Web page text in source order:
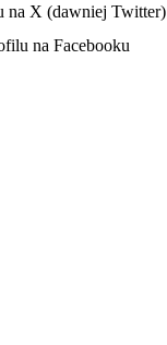
na X (dawniej Twitter)
na Facebooku